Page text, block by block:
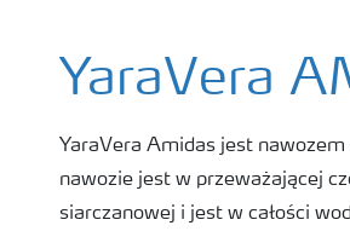
YaraVera
YaraVera Amidas jest
nawozie jest w przeważającej
siarczanowej i jest w całości